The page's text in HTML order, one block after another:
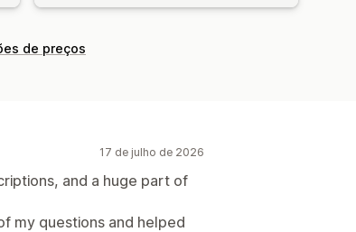
de preços
17 de julho de 2026
and a huge part of
my questions and helped